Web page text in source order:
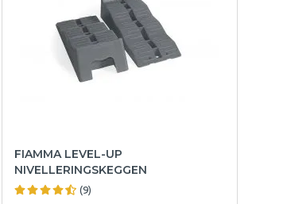
FIAMMA LEVEL-UP
NIVELLERINGSKEGGEN
(9)